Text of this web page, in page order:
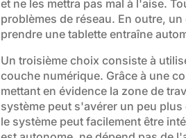
et ne les mettra pas mal à l'aise.
problèmes de réseau. En outre,
prendre une tablette entraîne
Un troisième choix consiste à
couche numérique. Grâce à une
mettant en évidence la zone de
système peut s'avérer un peu
le système peut facilement être